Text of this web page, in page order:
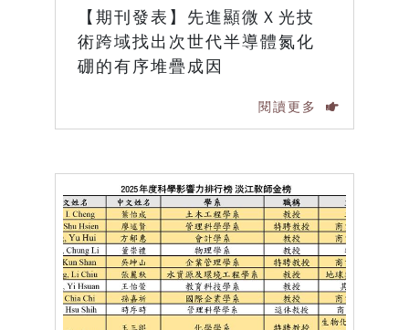
【期刊發表】先進顯微Ｘ光技
術跨域找出次世代半導體氮化
硼的有序堆疊成因
閱讀更多